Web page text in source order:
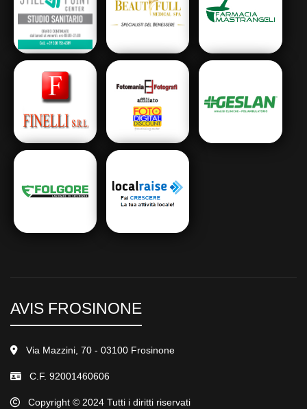
AVIS FROSINONE
Via Mazzini, 70 - 03100 Frosinone
C.F. 92001460606
Copyright © 2024 Tutti i diritti riservati